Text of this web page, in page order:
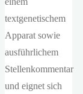
textgenetischem
Apparat sowie
ausführlichem
Stellenkommentar
und eignet sich